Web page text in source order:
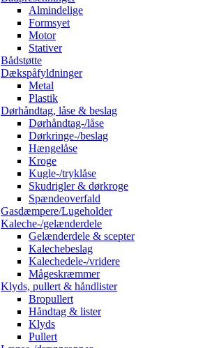
Almindelige
Formsyet
Motor
Stativer
Bådstøtte
Dækspåfyldninger
Metal
Plastik
Dørhåndtag, låse & beslag
Dørhåndtag-/låse
Dørkringe-/beslag
Hængelåse
Kroge
Kugle-/tryklåse
Skudrigler & dørkroge
Spændeoverfald
Gasdæmpere/Lugeholder
Kaleche-/gelænderdele
Gelænderdele & scepter
Kalechebeslag
Kalechedele-/vridere
Mågeskræmmer
Klyds, pullert & håndlister
Bropullert
Håndtag & lister
Klyds
Pullert